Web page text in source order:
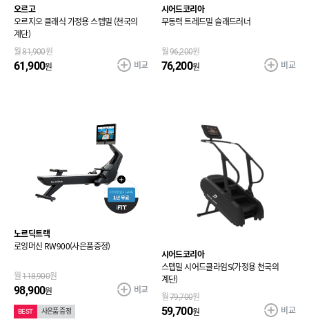
오르고
오르지오 클래식 가정용 스텝밀 (천국의
계단)
월81,900원
61,900원 비교
시어드코리아
무동력 트레드밀 슬래드러너
월96,200원
76,200원 비교
노르딕트랙
로잉머신 RW900(사은품증정)
월118,900원
98,900원
BEST 사은품 증정
비교
시어드코리아
스텝밀 시어드클라임S(가정용 천국의
계단)
월 79,700원
59,700원 비교